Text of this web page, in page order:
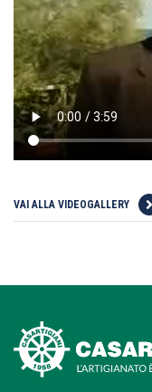
VAI ALLA VIDEOGALLERY